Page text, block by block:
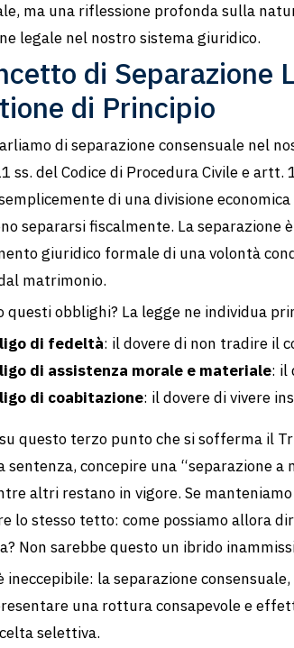
ma una riflessione profonda sulla
legale nel nostro sistema giuridico.
di Separazione
di Principio
di separazione consensuale nel
ss. del Codice di Procedura Civile e artt.
di una divisione
separarsi fiscalmente. La separazione
giuridico formale di una volontà
matrimonio.
questi obblighi? La legge ne individua
di fedeltà: il dovere di non tradire il
di assistenza morale e materiale: il
di coabitazione: il dovere di vivere
questo terzo punto che si sofferma il
sentenza, concepire una “separazione
altri restano in vigore. Se
lo stesso tetto: come possiamo allora
Non sarebbe questo un ibrido
ineccepibile: la separazione
una rottura consapevole e
selettiva.